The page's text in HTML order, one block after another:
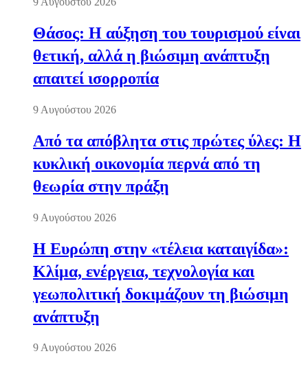
Θάσος: Η αύξηση του τουρισμού είναι
θετική, αλλά η βιώσιμη ανάπτυξη
απαιτεί ισορροπία
9 Αυγούστου 2026
Από τα απόβλητα στις πρώτες ύλες: Η
κυκλική οικονομία περνά από τη
θεωρία στην πράξη
9 Αυγούστου 2026
Η Ευρώπη στην «τέλεια καταιγίδα»:
Κλίμα, ενέργεια, τεχνολογία και
γεωπολιτική δοκιμάζουν τη βιώσιμη
ανάπτυξη
9 Αυγούστου 2026